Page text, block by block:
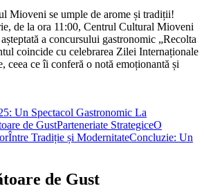
Mioveni se umple de arome și tradiții!
de la ora 11:00, Centrul Cultural Mioveni
a concursului gastronomic „Recolta
coincide cu celebrarea Zilei Internaționale
ceea ce îi conferă o notă emoționantă și
Un Spectacol Gastronomic La
de GustParteneriate StrategiceO
Între Tradiție și ModernitateConcluzie: Un
de Gust